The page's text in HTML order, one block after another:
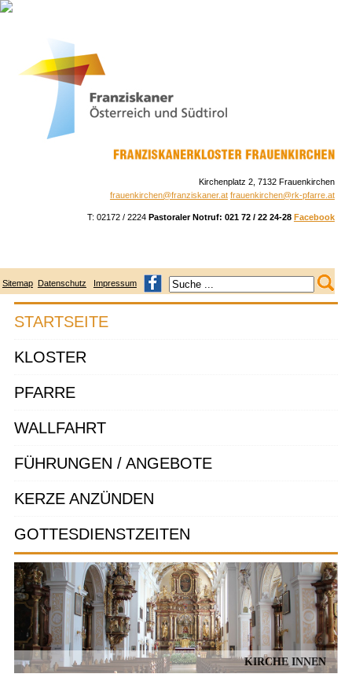
to
Kirchenplatz 2, 7132 Frauenkirchen
frauenkirchen@franziskaner.at frauenkirchen@rk-pfarre.at
T: 02172 / 2224 Pastoraler Notruf: 021 72 / 22 24-28 Facebook
Sitemap Datenschutz Impressum
STARTSEITE
KLOSTER
PFARRE
WALLFAHRT
FÜHRUNGEN / ANGEBOTE
KERZE ANZÜNDEN
GOTTESDIENSTZEITEN
KIRCHE INNEN